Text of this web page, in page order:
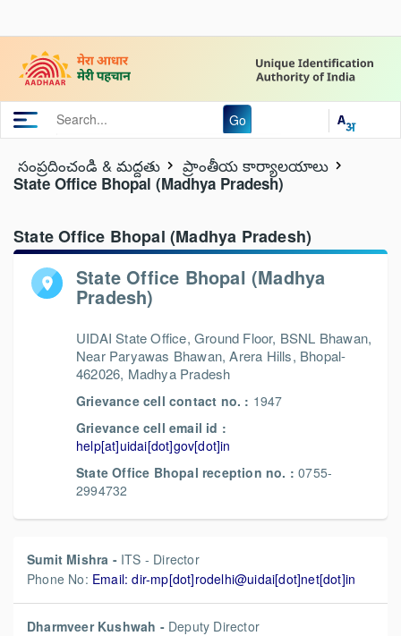
Go
సంప్రదించండి & మద్దతు ప్రాంతీయ కార్యాలయాలు
State Office Bhopal (Madhya Pradesh)
State Office Bhopal (Madhya Pradesh)
State Office Bhopal (Madhya
Pradesh)
UIDAI State Office, Ground Floor, BSNL Bhawan,
Near Paryawas Bhawan, Arera Hills, Bhopal-
462026, Madhya Pradesh
Grievance cell contact no. : 1947
Grievance cell email id :
help[at]uidai[dot]gov[dot]in
State Office Bhopal reception no. : 0755-
2994732
Sumit Mishra - ITS - Director
Phone No: Email: dir-mp[dot]rodelhi@uidai[dot]net[dot]in
Dharmveer Kushwah - Deputy Director